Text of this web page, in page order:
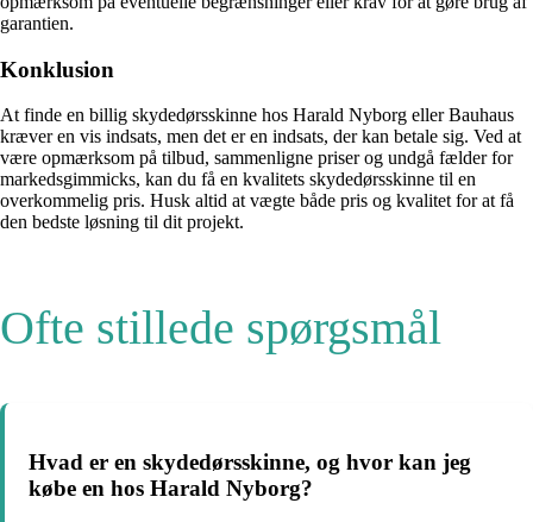
garantien.
Konklusion
At finde en billig skydedørsskinne hos Harald Nyborg eller Bauhaus
kræver en vis indsats, men det er en indsats, der kan betale sig. Ved at
være opmærksom på tilbud, sammenligne priser og undgå fælder for
markedsgimmicks, kan du få en kvalitets skydedørsskinne til en
overkommelig pris. Husk altid at vægte både pris og kvalitet for at få
den bedste løsning til dit projekt.
Ofte stillede spørgsmål
Hvad er en skydedørsskinne, og hvor kan jeg
købe en hos Harald Nyborg?